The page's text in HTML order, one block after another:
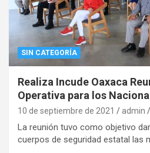
SIN CATEGORÍA
Realiza Incude Oaxaca
Operativa para los
10 de septiembre de 2021 admin
La reunión tuvo como objetivo
cuerpos de seguridad estatal las